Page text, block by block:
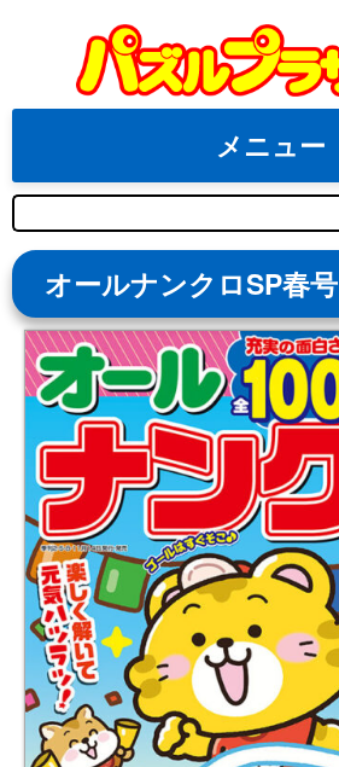
content
メニュー
検
索
オールナンクロSP春号